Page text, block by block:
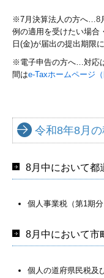
※7月決算法人の方へ…8
例の適用を受けたい場合
日(金)が届出の提出期限
※電子申告の方へ…対応
間はe-Taxホームページ（
令和8年8月
8月中において都
個人事業税（第1期
8月中において市
個人の道府県民税及